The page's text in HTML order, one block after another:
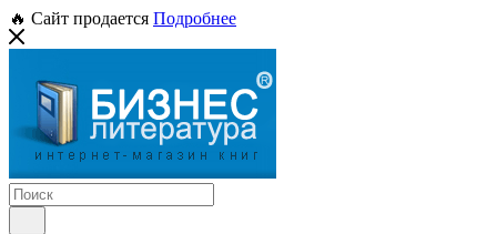
🔥 Сайт продается Подробнее